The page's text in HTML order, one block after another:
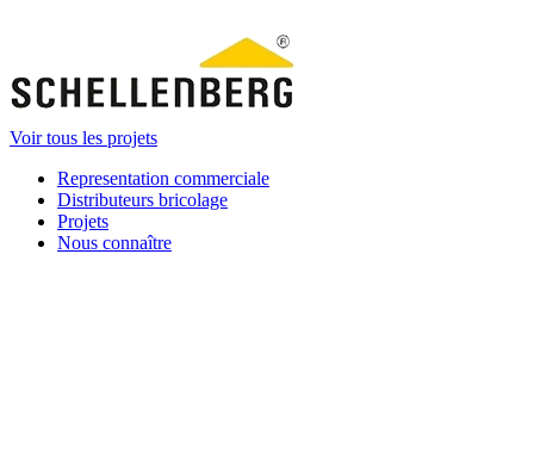
Voir tous les projets
Representation commerciale
Distributeurs bricolage
Projets
Nous connaître